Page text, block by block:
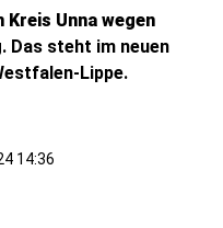
Unna wegen
. Das steht im neuen
Lippe.
14:36